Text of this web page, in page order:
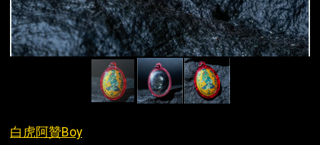
白虎阿贊Boy